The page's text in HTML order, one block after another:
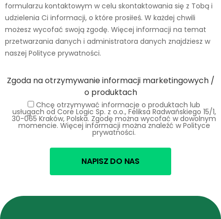
formularzu kontaktowym w celu skontaktowania się z Tobą i
udzielenia Ci informacji, o które prosiłeś. W każdej chwili
możesz wycofać swoją zgodę. Więcej informacji na temat
przetwarzania danych i administratora danych znajdziesz w
naszej Polityce prywatności.
Zgoda na otrzymywanie informacji marketingowych /
o produktach
Chcę otrzymywać informacje o produktach lub
usługach od Core Logic Sp. z o.o., Feliksa Radwańskiego 15/1,
30-065 Kraków, Polska. Zgodę można wycofać w dowolnym
momencie. Więcej informacji można znaleźć w Polityce
prywatności.